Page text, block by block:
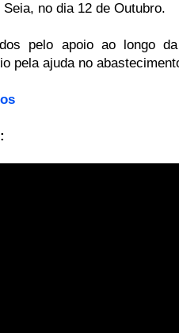
no dia 12 de Outubro.
pelo apoio ao longo da
pela ajuda no